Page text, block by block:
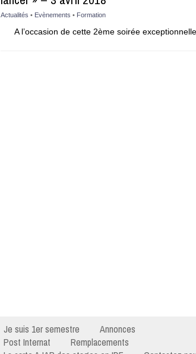
Actualités • Evènements • Formation
A l’occasion de cette 2ème soirée exceptionnelle
Je suis 1er semestre
Annonces
Post Internat
Remplacements